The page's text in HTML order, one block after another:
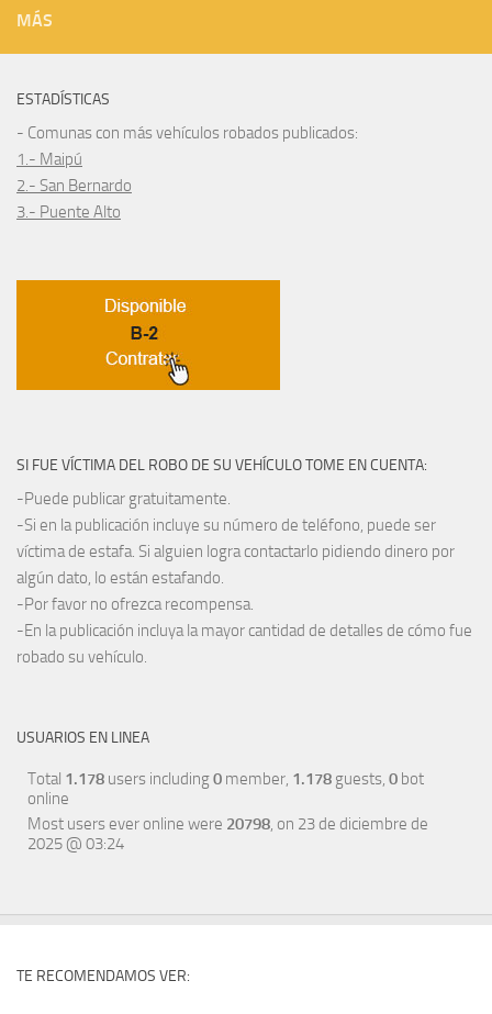
MÁS
ESTADÍSTICAS
- Comunas con más vehículos robados publicados:
1.- Maipú
2.- San Bernardo
3.- Puente Alto
SI FUE VÍCTIMA DEL ROBO DE SU VEHÍCULO TOME EN CUENTA:
-Puede publicar gratuitamente.
-Si en la publicación incluye su número de teléfono, puede ser
víctima de estafa. Si alguien logra contactarlo pidiendo dinero por
algún dato, lo están estafando.
-Por favor no ofrezca recompensa.
-En la publicación incluya la mayor cantidad de detalles de cómo fue
robado su vehículo.
USUARIOS EN LINEA
Total 1.178 users including0 member, 1.178 guests, 0 bot
online
Most users ever online were 20798, on 23 de diciembre de
2025 @ 03:24
TE RECOMENDAMOS VER: